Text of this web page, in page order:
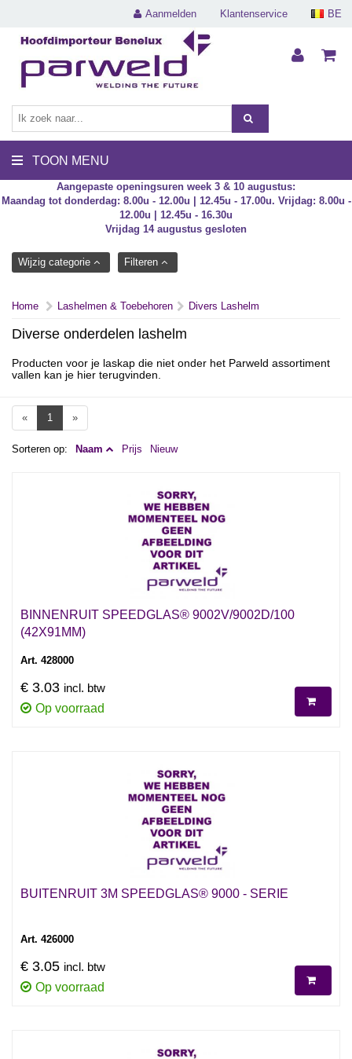
BE
Klantenservice
Aanmelden
TOON MENU
Aangepaste openingsuren week 3 & 10 augustus:
Maandag tot donderdag: 8.00u - 12.00u | 12.45u - 17.00u. Vrijdag: 8.00u -
12.00u | 12.45u - 16.30u
Vrijdag 14 augustus gesloten
Wijzig categorie Filteren
Home Lashelmen & Toebehoren Divers Lashelm
Diverse onderdelen lashelm
Producten voor je laskap die niet onder het Parweld assortiment
vallen kan je hier terugvinden.
« 1 »
Sorteren op: Naam Prijs Nieuw
BINNENRUIT SPEEDGLAS® 9002V/9002D/100
(42X91MM)
Art. 428000
€ 3.03 incl. btw
Op voorraad
BUITENRUIT 3M SPEEDGLAS® 9000 - SERIE
Art. 426000
€ 3.05 incl. btw
Op voorraad